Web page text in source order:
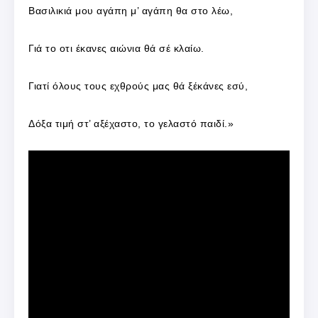
Βασιλικιά μου αγάπη μ’ αγάπη θα στο λέω,
Γιά το οτι έκανες αιώνια θά σέ κλαίω.
Γιατί όλους τους εχθρούς μας θά ξέκάνες εσύ,
Δόξα τιμή στ’ αξέχαστο, το γελαστό παιδί.»